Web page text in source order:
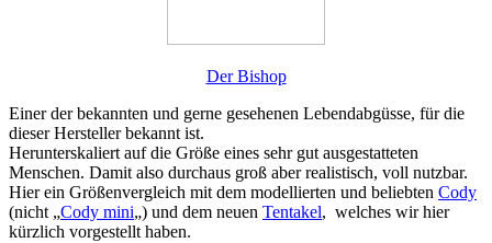
Der Bishop
Einer der bekannten und gerne gesehenen Lebendabgüsse, für die
dieser Hersteller bekannt ist.
Herunterskaliert auf die Größe eines sehr gut ausgestatteten
Menschen. Damit also durchaus groß aber realistisch, voll nutzbar.
Hier ein Größenvergleich mit dem modellierten und beliebten Cody
(nicht „Cody mini„) und dem neuen Tentakel, welches wir hier
kürzlich vorgestellt haben.